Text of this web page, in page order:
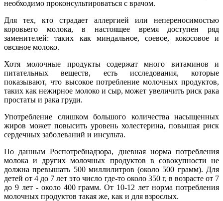
необходимо проконсультироваться с врачом.
Для тех, кто страдает аллергией или непереносимостью
коровьего молока, в настоящее время доступен ряд
заменителей: таких как миндальное, соевое, кокосовое и
овсяное молоко.
Хотя молочные продукты содержат много витаминов и
питательных веществ, есть исследования, которые
показывают, что высокое потребление молочных продуктов,
таких как нежирное молоко и сыр, может увеличить риск рака
простаты и рака груди.
Употребление слишком большого количества насыщенных
жиров может повысить уровень холестерина, повышая риск
сердечных заболеваний и инсульта.
По данным Роспотребнадзора, дневная норма потребления
молока и других молочных продуктов в совокупности не
должна превышать 500 миллилитров (около 500 грамм). Для
детей от 4 до 7 лет это число где-то около 350 г, в возрасте от 7
до 9 лет - около 400 грамм. От 10-12 лет норма потребления
молочных продуктов такая же, как и для взрослых.